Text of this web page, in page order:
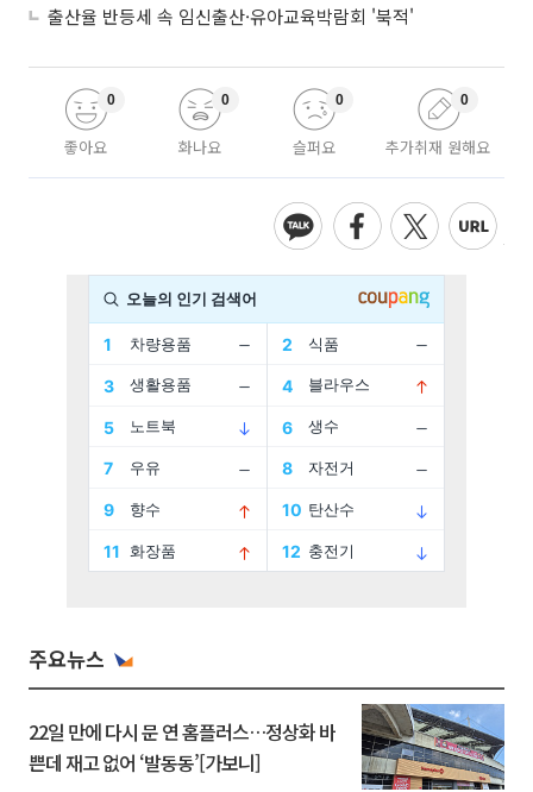
출산율 반등세 속 임신출산·유아교육박람회 '북적'
좋아요
0
화나요
0
슬퍼요
0
추가취재 원해요
0
주요뉴스
22일 만에 다시 문 연 홈플러스…정상화 바
쁜데 재고 없어 ‘발동동’[가보니]